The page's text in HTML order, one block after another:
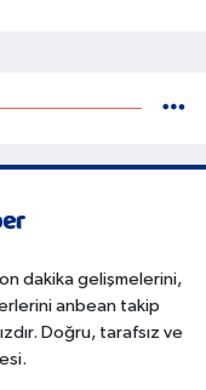
dakika gelişmelerini,
anbean takip
Doğru, tarafsız ve